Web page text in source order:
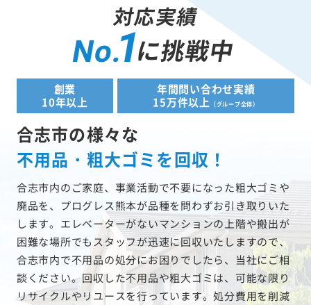
対応実績
No.1に挑戦中
創業
10年以上
年間問い合わせ実績
15万件以上
（グループ全体）
合志市の様々な
不用品・粗大ゴミを回収！
合志市内のご家庭、事業活動で不要になった粗大ゴミや
廃品を、プログレス熊本が品種を問わずお引き取りいた
します。エレベーターがないマンションの上階や搬出が
困難な場所でもスタッフが迅速に回収いたしますので、
合志市内で不用品の処分にお困りでしたら、当社にご相
談ください。回収した不用品や粗大ゴミは、可能な限り
リサイクルやリユースを行っています。処分費用を削減